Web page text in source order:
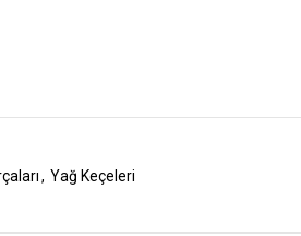
, Yağ Keçeleri